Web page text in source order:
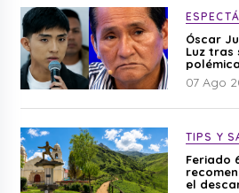
Óscar
Luz tras
07 Ago
TIPS Y
Feriado
el